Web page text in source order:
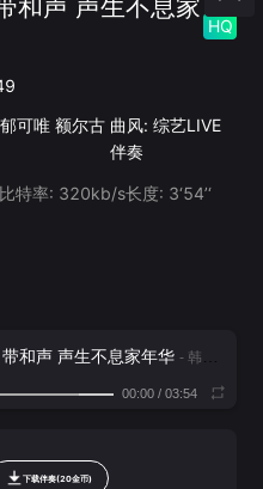
和声 声生不息家
HQ
郁可唯 额尔古 曲风: 综艺LIVE
伴奏
比特率: 320kb/s长度: 3‘54’‘
和声 声生不息家年华 - 韩红,黄绮珊,王心凌,谭维维,郁可唯,额尔古纳乐队
00:00/ 03:54
下载伴奏(20金币)